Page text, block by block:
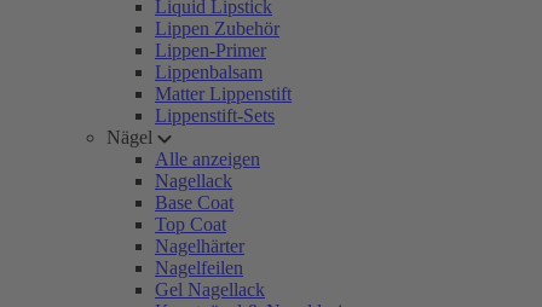
Liquid Lipstick
Lippen Zubehör
Lippen-Primer
Lippenbalsam
Matter Lippenstift
Lippenstift-Sets
Nägel
Alle anzeigen
Nagellack
Base Coat
Top Coat
Nagelhärter
Nagelfeilen
Gel Nagellack